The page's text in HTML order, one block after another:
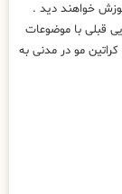
خواهند دید .
قبلی با موضوعات
مو در مدنی به